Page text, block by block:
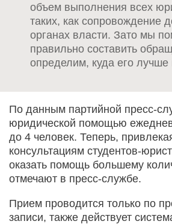
объем выполнения всех
таких, как сопровождение
органах власти. Зато мы
правильно составить
определим, куда его лучше
По данным партийной пресс-
юридической помощью
до 4 человек. Теперь,
консультациям студентов-
оказать помощь большему
отмечают в пресс-службе.
Прием проводится только по
записи, также действует